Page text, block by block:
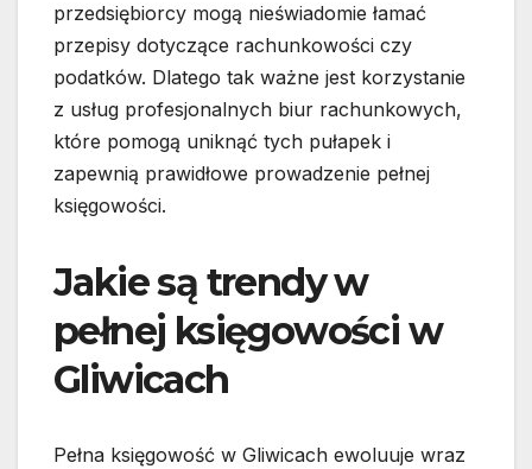
przedsiębiorcy mogą nieświadomie łamać
przepisy dotyczące rachunkowości czy
podatków. Dlatego tak ważne jest korzystanie
z usług profesjonalnych biur rachunkowych,
które pomogą uniknąć tych pułapek i
zapewnią prawidłowe prowadzenie pełnej
księgowości.
Jakie są trendy w
pełnej księgowości w
Gliwicach
Pełna księgowość w Gliwicach ewoluuje wraz